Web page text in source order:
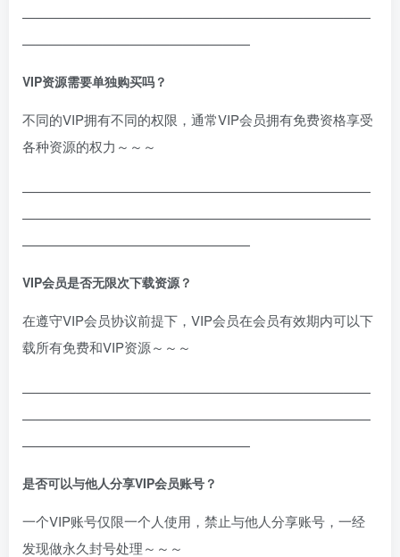
——————————————————————————
—————————————————
VIP资源需要单独购买吗？
不同的VIP拥有不同的权限，通常VIP会员拥有免费资格享受
各种资源的权力～～～
——————————————————————————
——————————————————————————
—————————————————
VIP会员是否无限次下载资源？
在遵守VIP会员协议前提下，VIP会员在会员有效期内可以下
载所有免费和VIP资源～～～
——————————————————————————
——————————————————————————
—————————————————
是否可以与他人分享VIP会员账号？
一个VIP账号仅限一个人使用，禁止与他人分享账号，一经
发现做永久封号处理～～～